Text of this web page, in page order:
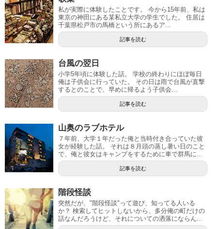
私が実際に体験したことです。 今から15年前、私は
東京の神田にある某私立大学の学生でした。 住居は
千葉県松戸市の馬橋という所にあるア...
記事を読む
台風の翌日
小学5年頃に体験した話。 学校の終わりにほぼ毎日
俺は子供会に行っていた。 その日は雨で台風が直撃
するとのことで、早めに帰るよう子供会...
記事を読む
山奥のラブホテル
７年前、大学１年だった俺と当時付き合っていた彼
女が経験した話。 それは８月頭の蒸し暑い日のこと
で、俺と彼女はキャンプをするために車で群馬に...
記事を読む
階段怪談
突然だが、"階段怪談"って遊び、知ってる人いる
か？ 検索してヒットしないから、多分俺の町だけの
話なんだろうけど、それについての洒落にならん...